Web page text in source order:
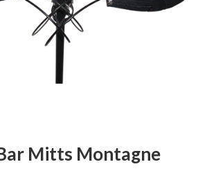
Mitts Montagne